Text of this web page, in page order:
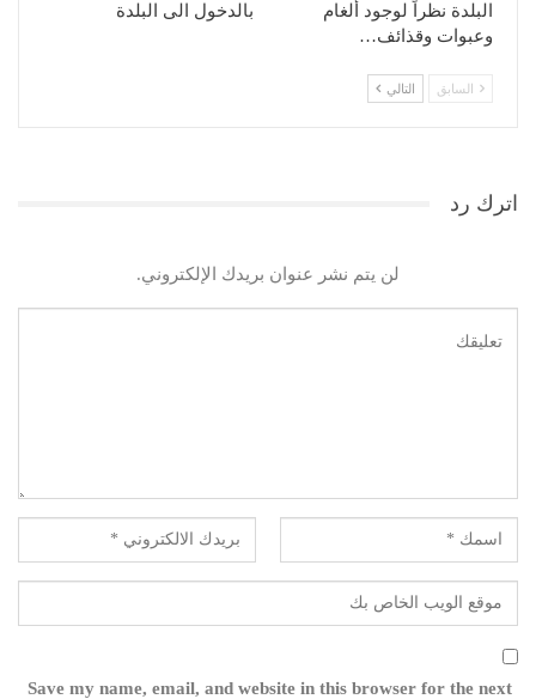
البلدة نظراً لوجود ألغام
وعبوات وقذائف…
بالدخول الى البلدة
السابق التالي
اترك رد
لن يتم نشر عنوان بريدك الإلكتروني.
Save my name, email, and website in this browser for the next